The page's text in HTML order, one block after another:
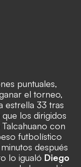
puntuales,
el torneo,
estrella 33 tras
los dirigidos
con
futbolístico
después
lo igualó Diego